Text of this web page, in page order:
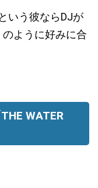
いう彼ならDJが
ように好みに合
WATER